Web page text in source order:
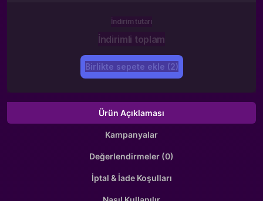
İndirim tutarı
İndirimli toplam
Birlikte sepete ekle (2)
Ürün Açıklaması
Kampanyalar
Değerlendirmeler (0)
İptal & İade Koşulları